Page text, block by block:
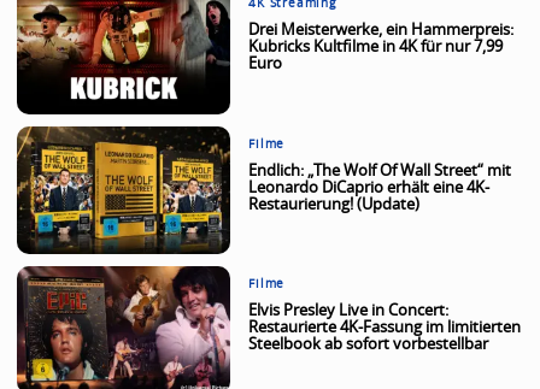
4K Streaming
Drei Meisterwerke, ein Hammerpreis:
Kubricks Kultfilme in 4K für nur 7,99
Euro
Filme
Endlich: „The Wolf Of Wall Street“ mit
Leonardo DiCaprio erhält eine 4K-
Restaurierung! (Update)
Filme
Elvis Presley Live in Concert:
Restaurierte 4K-Fassung im limitierten
Steelbook ab sofort vorbestellbar